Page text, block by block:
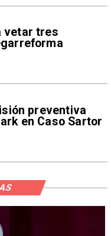
vetar tres
preventiva
en Caso Sartor